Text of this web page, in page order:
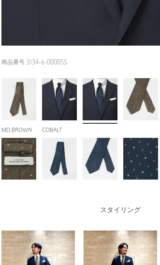
商品番号 3134-6-000055
MD.BROWN COBALT
スタイリング